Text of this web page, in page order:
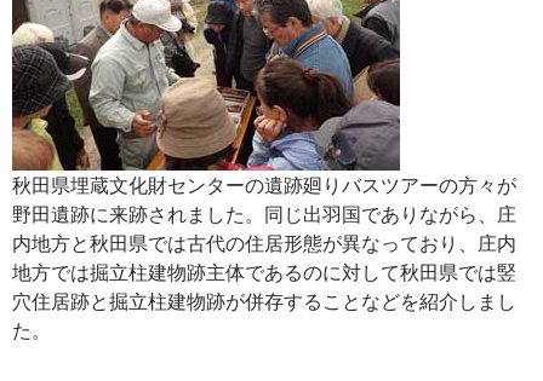
秋田県埋蔵文化財センターの遺跡廻りバスツアーの方々が
野田遺跡に来跡されました。同じ出羽国でありながら、庄
内地方と秋田県では古代の住居形態が異なっており、庄内
地方では掘立柱建物跡主体であるのに対して秋田県では竪
穴住居跡と掘立柱建物跡が併存することなどを紹介しまし
た。